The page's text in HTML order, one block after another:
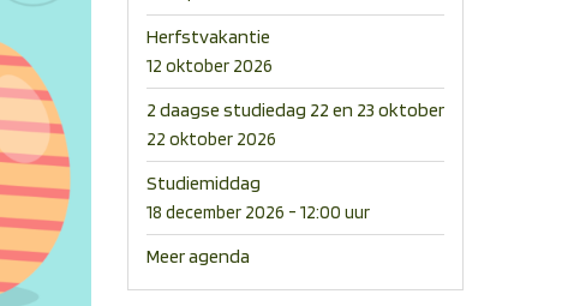
Herfstvakantie
12 oktober 2026
2 daagse studiedag 22 en 23 oktober
22 oktober 2026
Studiemiddag
18 december 2026 - 12:00 uur
Meer agenda